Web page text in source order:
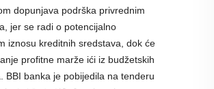
dopunjava podrška privrednim
jer se radi o potencijalno
iznosu kreditnih sredstava, dok će
profitne marže ići iz budžetskih
BBI banka je pobijedila na tenderu